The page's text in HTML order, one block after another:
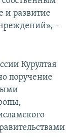
и развитие
–
Курултая
поручение